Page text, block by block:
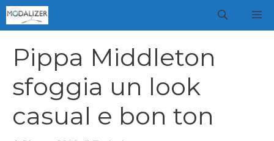
Vai
al
Pippa Middleton
sfoggia un look
casual e bon ton